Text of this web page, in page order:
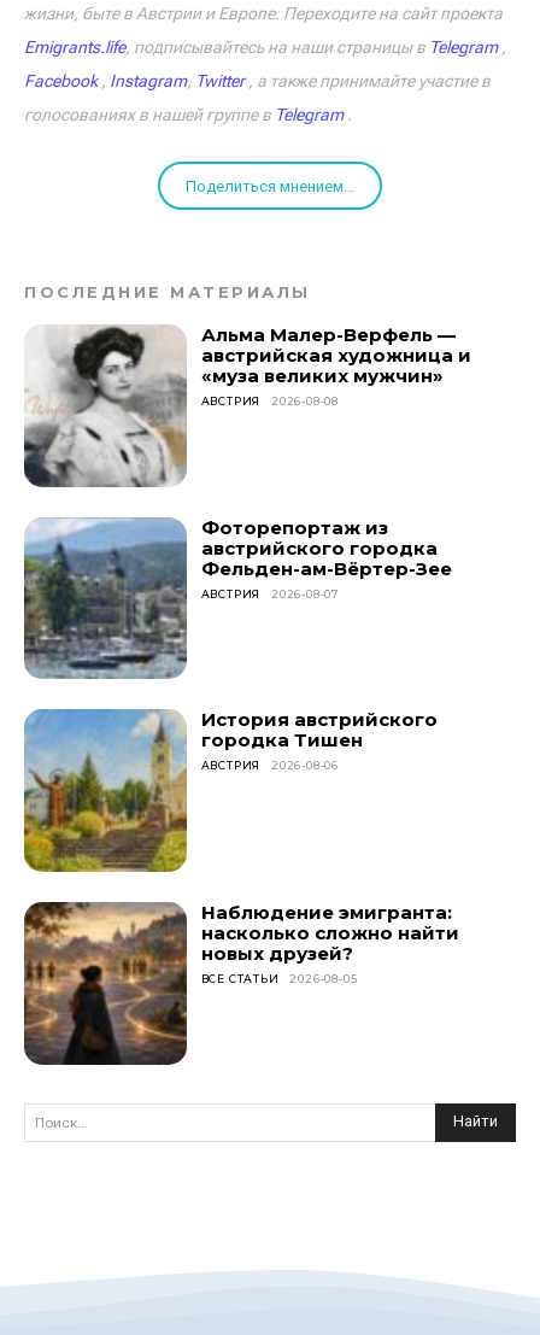
жизни, быте в Австрии и Европе. Переходите на сайт проекта
Emigrants.life, подписывайтесь на наши страницы в Telegram,
Facebook, Instagram, Twitter, а также принимайте участие в
голосованиях в нашей группе в Telegram.
Поделиться мнением...
ПОСЛЕДНИЕ МАТЕРИАЛЫ
Альма Малер-Верфель —
австрийская художница и
«муза великих мужчин»
АВСТРИЯ 2026-08-08
Фоторепортаж из
австрийского городка
Фельден-ам-Вёртер-Зее
АВСТРИЯ 2026-08-07
История австрийского
городка Тишен
АВСТРИЯ 2026-08-06
Наблюдение эмигранта:
насколько сложно найти
новых друзей?
ВСЕ СТАТЬИ 2026-08-05
Поиск... Найти